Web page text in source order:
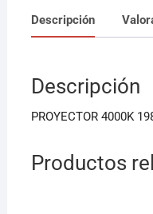
c
e
o
o
ai
l
at
s
p
p
Descripción
Descripción
PROYECTOR 4000K
Productos